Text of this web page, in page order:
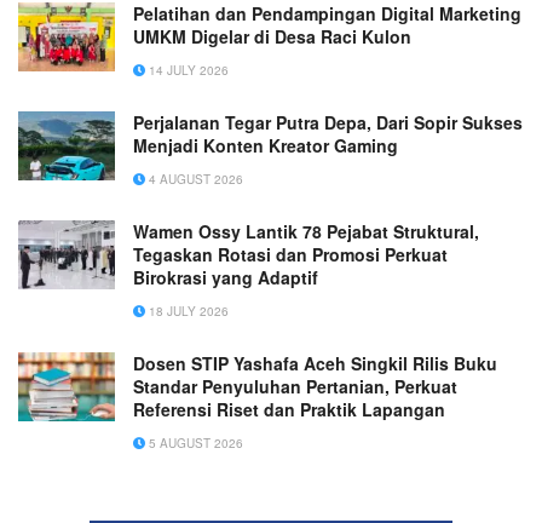
Pelatihan dan Pendampingan Digital Marketing
UMKM Digelar di Desa Raci Kulon
14 JULY 2026
Perjalanan Tegar Putra Depa, Dari Sopir Sukses
Menjadi Konten Kreator Gaming
4 AUGUST 2026
Wamen Ossy Lantik 78 Pejabat Struktural,
Tegaskan Rotasi dan Promosi Perkuat
Birokrasi yang Adaptif
18 JULY 2026
Dosen STIP Yashafa Aceh Singkil Rilis Buku
Standar Penyuluhan Pertanian, Perkuat
Referensi Riset dan Praktik Lapangan
5 AUGUST 2026